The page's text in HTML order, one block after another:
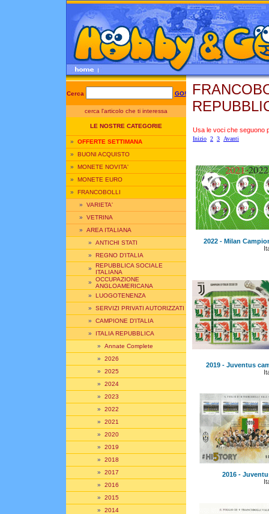
Cerca GO!
cerca l'articolo che ti interessa
LE NOSTRE CATEGORIE
» OFFERTE SETTIMANA
» BUONI ACQUISTO
» MONETE NOVITA'
» MONETE EURO
» FRANCOBOLLI
» VARIETA'
» VETRINA
» AREA ITALIANA
» ANTICHI STATI
» REGNO D'ITALIA
» REPUBBLICA SOCIALE
ITALIANA
» OCCUPAZIONE
ANGLOAMERICANA
» LUOGOTENENZA
» SERVIZI PRIVATI AUTORIZZATI
» CAMPIONE D'ITALIA
» ITALIA REPUBBLICA
» Annate Complete
» 2026
» 2025
» 2024
» 2023
» 2022
» 2021
» 2020
» 2019
» 2018
» 2017
» 2016
» 2015
» 2014
Usa le voci che seguono
Inizio 2 3 Avanti
2022 - Milan
2019 - Juventus
2016 -